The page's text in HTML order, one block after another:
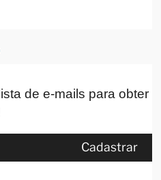
de e-mails para obter
Cadastrar